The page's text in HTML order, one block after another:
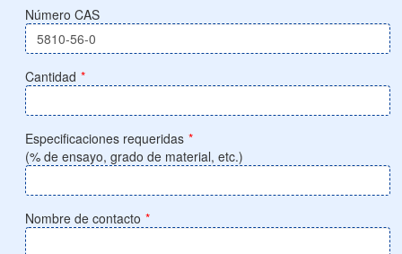
Número CAS
Cantidad *
Especificaciones requeridas *
(% de ensayo, grado de material, etc.)
Nombre de contacto *